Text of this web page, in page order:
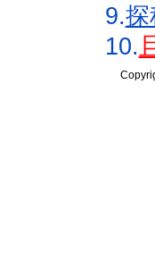
9.探
10.